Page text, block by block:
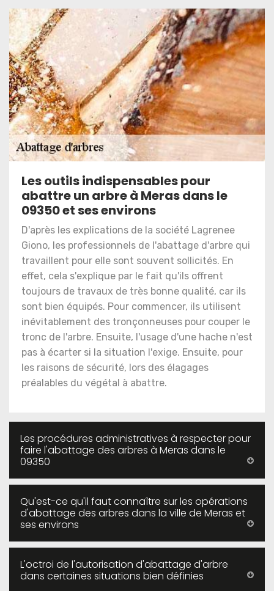
Les outils indispensables pour
abattre un arbre à Meras dans le
09350 et ses environs
D'après les explications de la société Lagrenee
Giono, les professionnels de l'abattage d'arbre qui
travaillent pour elle sont souvent sollicités. En
effet, cela s'explique par le fait qu'ils offrent
toujours de travaux de très bonne qualité, car ils
sont bien équipés. Pour commencer, ils utilisent
inévitablement des tronçonneuses pour couper le
tronc de l'arbre. Ensuite, l'usage d'une hache n'est
pas à écarter si la situation l'exige. Ensuite, pour
les raisons de sécurité, lors des élagages
préalables du végétal à abattre.
Les procédures administratives à respecter pour
faire l'abattage des arbres à Meras dans le
09350
Qu'est-ce qu'il faut connaître sur les opérations
d'abattage des arbres dans la ville de Meras et
ses environs
L'octroi de l'autorisation d'abattage d'arbre
dans certaines situations bien définies